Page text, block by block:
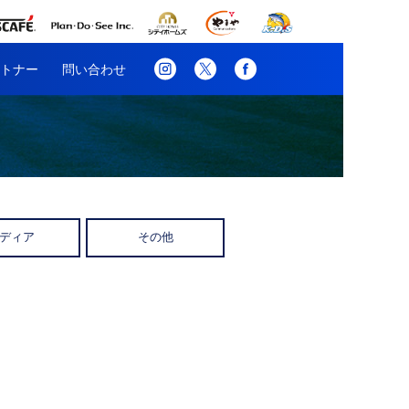
ナー 問い合わせ
ィア その他